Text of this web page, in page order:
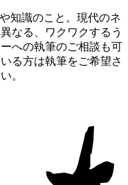
知識のこと。現代のネ
なる、ワクワクするう
への執筆のご相談も可
る方は執筆をご希望さ
。